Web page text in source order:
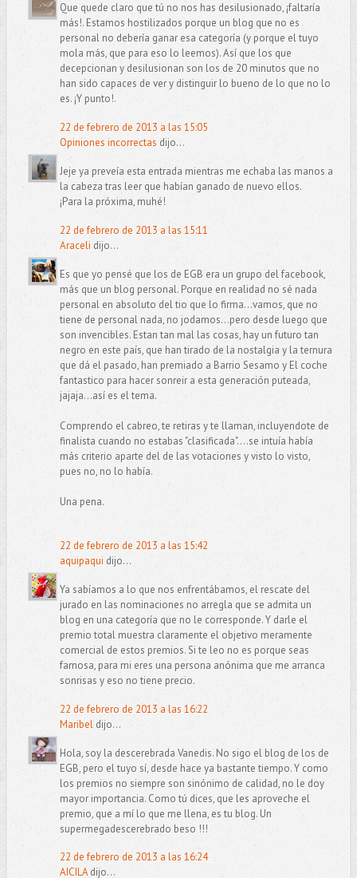
Que quede claro que tú no nos has desilusionado, ¡faltaría
más!. Estamos hostilizados porque un blog que no es
personal no debería ganar esa categoría (y porque el tuyo
mola más, que para eso lo leemos). Así que los que
decepcionan y desilusionan son los de 20 minutos que no
han sido capaces de ver y distinguir lo bueno de lo que no lo
es. ¡Y punto!.
22 de febrero de 2013 a las 15:05
Opiniones incorrectas dijo...
Jeje ya preveía esta entrada mientras me echaba las manos a
la cabeza tras leer que habían ganado de nuevo ellos.
¡Para la próxima, muhé!
22 de febrero de 2013 a las 15:11
Araceli dijo...
Es que yo pensé que los de EGB era un grupo del facebook,
más que un blog personal. Porque en realidad no sé nada
personal en absoluto del tio que lo firma...vamos, que no
tiene de personal nada, no jodamos...pero desde luego que
son invencibles. Estan tan mal las cosas, hay un futuro tan
negro en este país, que han tirado de la nostalgia y la ternura
que dá el pasado, han premiado a Barrio Sesamo y El coche
fantastico para hacer sonreir a esta generación puteada,
jajaja...así es el tema.
Comprendo el cabreo, te retiras y te llaman, incluyendote de
finalista cuando no estabas "clasificada"....se intuía había
más criterio aparte del de las votaciones y visto lo visto,
pues no, no lo había.
Una pena.
22 de febrero de 2013 a las 15:42
aquipaqui dijo...
Ya sabíamos a lo que nos enfrentábamos, el rescate del
jurado en las nominaciones no arregla que se admita un
blog en una categoría que no le corresponde. Y darle el
premio total muestra claramente el objetivo meramente
comercial de estos premios. Si te leo no es porque seas
famosa, para mi eres una persona anónima que me arranca
sonrisas y eso no tiene precio.
22 de febrero de 2013 a las 16:22
Maribeldijo...
Hola, soy la descerebrada Vanedis. No sigo el blog de los de
EGB, pero el tuyo sí, desde hace ya bastante tiempo. Y como
los premios no siempre son sinónimo de calidad, no le doy
mayor importancia. Como tú dices, que les aproveche el
premio, que a mí lo que me llena, es tu blog. Un
supermegadescerebrado beso !!!
22 de febrero de 2013 a las 16:24
AICILAdijo...